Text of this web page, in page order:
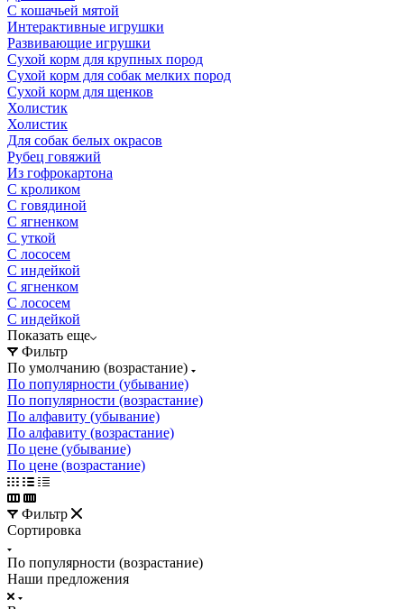
С кошачьей мятой
Интерактивные игрушки
Развивающие игрушки
Сухой корм для крупных пород
Сухой корм для собак мелких пород
Сухой корм для щенков
Холистик
Холистик
Для собак белых окрасов
Рубец говяжий
Из гофрокартона
C кроликом
C говядиной
C ягненком
C уткой
C лососем
C индейкой
С ягненком
С лососем
С индейкой
Показать еще
Фильтр
По умолчанию (возрастание)
По популярности (убывание)
По популярности (возрастание)
По алфавиту (убывание)
По алфавиту (возрастание)
По цене (убывание)
По цене (возрастание)
Фильтр
Сортировка
По популярности (возрастание)
Наши предложения